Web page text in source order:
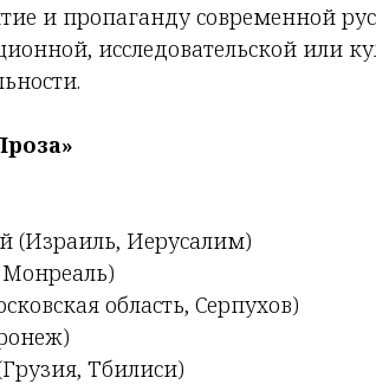
и пропаганду современной
исследовательской или
(Израиль, Иерусалим)
область, Серпухов)
Тбилиси)